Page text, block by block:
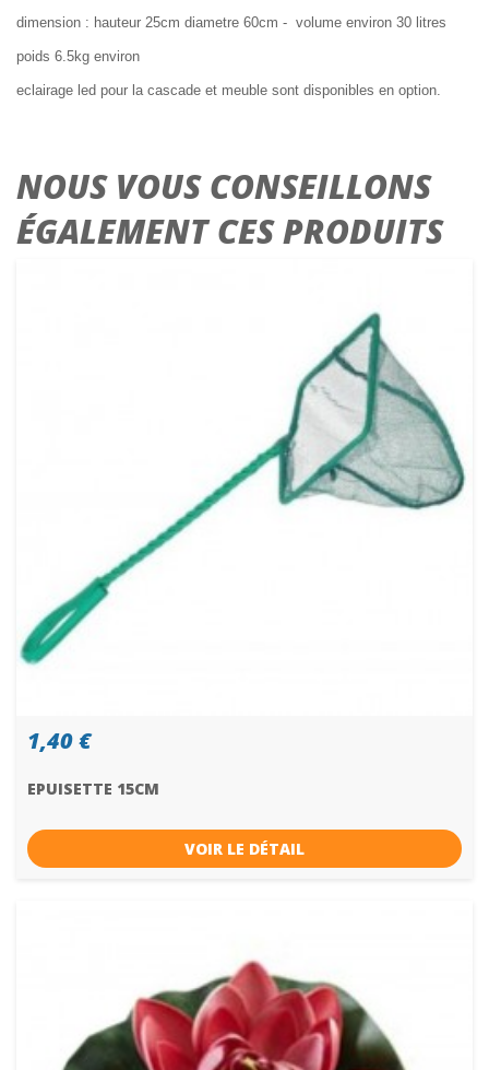
dimension : hauteur 25cm diametre 60cm - volume environ 30 litres
poids 6.5kg environ
eclairage led pour la cascade et meuble sont disponibles en option.
NOUS VOUS CONSEILLONS
ÉGALEMENT CES PRODUITS
1,40 €
EPUISETTE 15CM
VOIR LE DÉTAIL